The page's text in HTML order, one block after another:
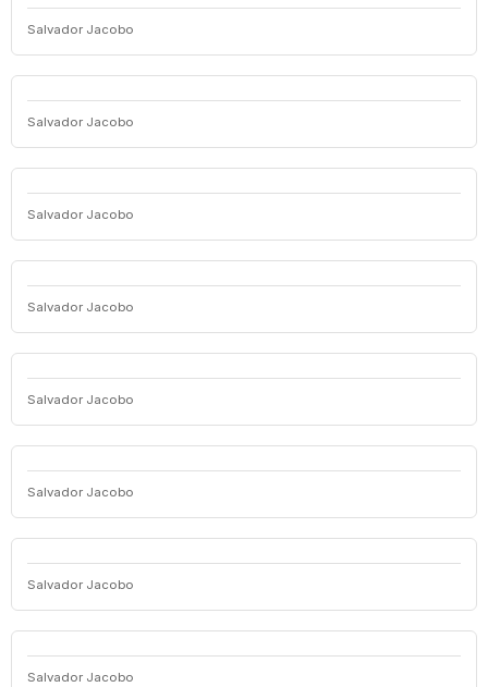
Salvador Jacobo
Salvador Jacobo
Salvador Jacobo
Salvador Jacobo
Salvador Jacobo
Salvador Jacobo
Salvador Jacobo
Salvador Jacobo